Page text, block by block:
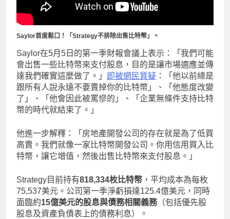
Saylor首度鬆口！「Strategy不排除出售比特幣」。
Saylor在5月5日的第一季財報會議上表示：「我們可能
會出售一些比特幣來支付股息，目的是讓市場適應並傳
達我們確實這麼做了。」
即被網民質疑 ：「他以前總是
跟所有人說永遠不要賣掉你的比特幣」、「他態度改變
了」、「他會因此被罵慘的」、「企業無條件支持比特
幣的時代就結束了。」
他進一步解釋：「房地產開發公司的存在就是為了低買
高賣。我們就像一家比特幣開發公司。你用信用買入比
特幣，讓它增值，然後出售比特幣來支付股息。」
Strategy目前持有818,334枚比特幣 ，平均成本為每枚
75,537美元。公司第一季淨虧損達125.4億美元，同時
面臨約15億美元的股息與債務相關義務（包括優先股
股息及資產負債表上的債務利息）。